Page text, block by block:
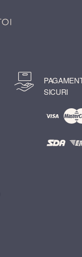
SICURI